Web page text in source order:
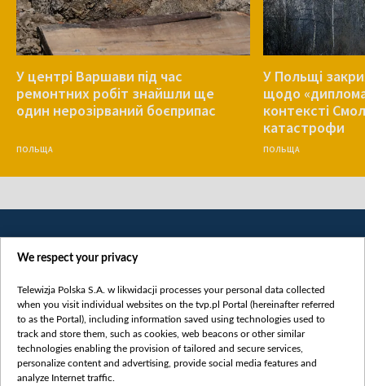
У центрі Варшави під час
ремонтних робіт знайшли ще
один нерозірваний боєприпас
ПОЛЬЩА
У Польщі
щодо
контексті
катастрофи
ПОЛЬЩА
Категорії
Новини
We respect your privacy
Telewizja Polska S.A. w likwidacji processes your personal data collected
when you visit individual websites on the tvp.pl Portal (hereinafter referred
to as the Portal), including information saved using technologies used to
track and store them, such as cookies, web beacons or other similar
technologies enabling the provision of tailored and secure services,
personalize content and advertising, provide social media features and
analyze Internet traffic.